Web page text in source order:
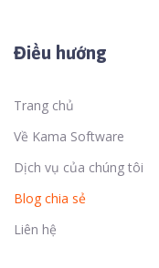
Điều hướng
Trang chủ
Về Kama Software
Dịch vụ của chúng tôi
Blog chia sẻ
Liên hệ